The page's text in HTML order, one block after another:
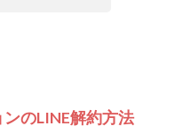
のLINE解約方法